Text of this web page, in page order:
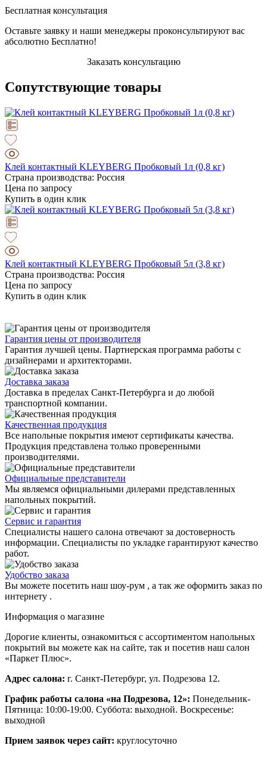
Бесплатная консультация
Оставьте заявку и наши менеджеры проконсультируют вас
абсолютно Бесплатно!
Заказать консультацию
Сопутствующие товары
Клей контактный KLEYBERG Пробковый 1л (0,8 кг)
Страна производства: Россия
Цена по запросу
Купить в один клик
Клей контактный KLEYBERG Пробковый 5л (3,8 кг)
Страна производства: Россия
Цена по запросу
Купить в один клик
Гарантия цены от производителя
Гарантия лучшей цены. Партнерская программа работы с
дизайнерами и архитекторами.
Доставка заказа
Доставка в пределах Санкт-Петербурга и до любой
транспортной компании.
Качественная продукция
Все напольные покрытия имеют сертификаты качества.
Продукция представлена только проверенными
производителями.
Официальные представители
Мы являемся официальными дилерами представленных
напольных покрытий.
Сервис и гарантия
Специалисты нашего салона отвечают за достоверность
информации. Специалисты по укладке гарантируют качество
работ.
Удобство заказа
Вы можете посетить наш шоу-рум , а так же оформить заказ по
интернету .
Информация о магазине
Дорогие клиенты, ознакомиться с ассортиментом напольных
покрытий вы можете как на сайте, так и посетив наш салон
«Паркет Плюс».
Адрес салона: г. Санкт-Петербург, ул. Подрезова 12.
График работы салона «на Подрезова, 12»: Понедельник-
Пятница: 10:00-19:00. Суббота: выходной. Воскресенье:
выходной
Прием заявок через сайт: круглосуточно